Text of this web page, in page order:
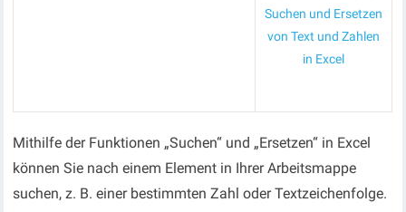
Suchen und Ersetzen
von Text und Zahlen
in Excel
Mithilfe der Funktionen „Suchen“ und „Ersetzen“ in Excel
können Sie nach einem Element in Ihrer Arbeitsmappe
suchen, z. B. einer bestimmten Zahl oder Textzeichenfolge.